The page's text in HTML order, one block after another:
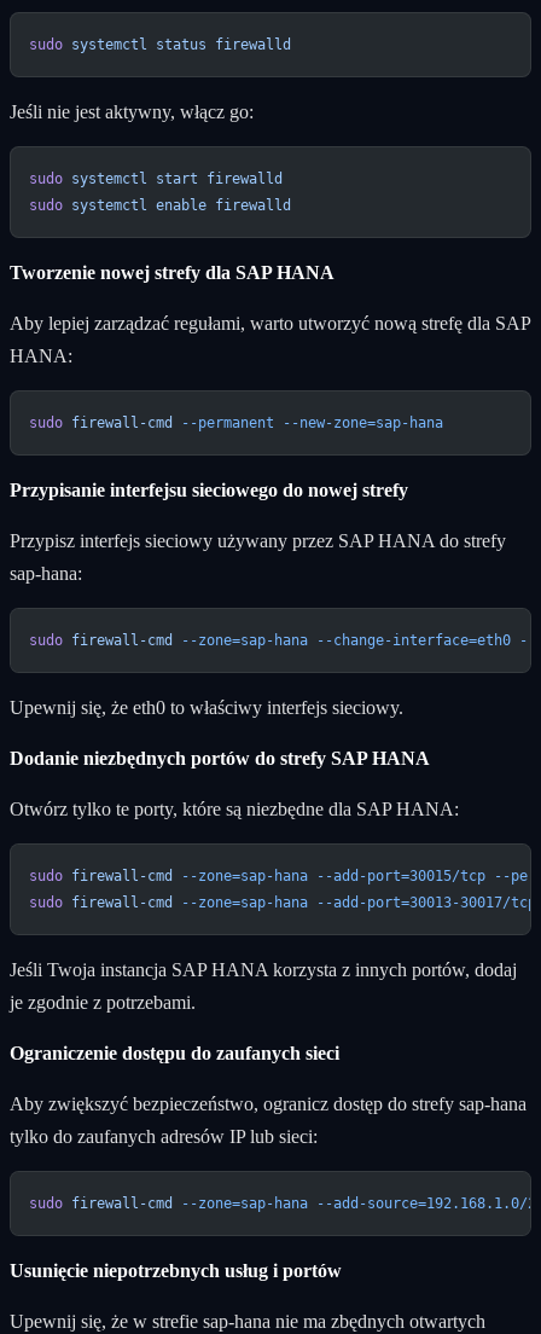
sudo systemctl status firewalld
Jeśli nie jest aktywny, włącz go:
sudo systemctl start firewalld
sudo systemctl enable firewalld
Tworzenie nowej strefy dla SAP HANA
Aby lepiej zarządzać regułami, warto utworzyć nową strefę dla SAP
HANA:
sudo firewall-cmd --permanent --new-zone=sap-hana
Przypisanie interfejsu sieciowego do nowej strefy
Przypisz interfejs sieciowy używany przez SAP HANA do strefy
sap-hana:
sudo firewall-cmd --zone=sap-hana --change-interface=eth0 --
Upewnij się, że eth0 to właściwy interfejs sieciowy.
Dodanie niezbędnych portów do strefy SAP HANA
Otwórz tylko te porty, które są niezbędne dla SAP HANA:
sudo firewall-cmd --zone=sap-hana --add-port=30015/tcp --
sudo firewall-cmd --zone=sap-hana --add-port=30013-30017/tcp
Jeśli Twoja instancja SAP HANA korzysta z innych portów, dodaj
je zgodnie z potrzebami.
Ograniczenie dostępu do zaufanych sieci
Aby zwiększyć bezpieczeństwo, ogranicz dostęp do strefy sap-hana
tylko do zaufanych adresów IP lub sieci:
sudo firewall-cmd --zone=sap-hana --add-source=192.168.1.0/
Usunięcie niepotrzebnych usług i portów
Upewnij się, że w strefie sap-hana nie ma zbędnych otwartych